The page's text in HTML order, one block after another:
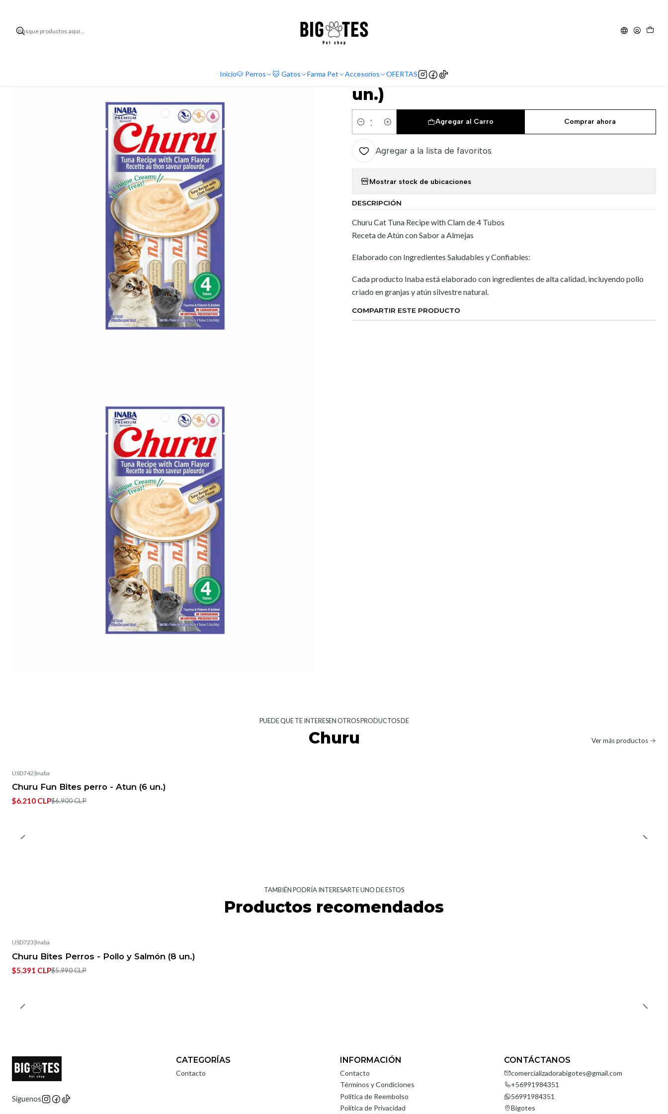
Inicio🐶 Perros 🐱 Gatos Farma Pet Accesorios OFERTAS
Super Premium Churu Churu gatos - Atún con almeja (4 un.)
Churu gatos - Atún con almeja (4
un.)
Cantidad
Agregar al Carro Comprar ahora
Agregar a la lista de favoritos
Mostrar stock de ubicaciones
DESCRIPCIÓN
Churu Cat Tuna Recipe with Clam de 4 Tubos
Receta de Atún con Sabor a Almejas
Elaborado con Ingredientes Saludables y Confiables:
Cada producto Inaba está elaborado con ingredientes de alta calidad, incluyendo pollo
criado en granjas y atún silvestre natural.
COMPARTIR ESTE PRODUCTO
PUEDE QUE TE INTERESEN OTROS PRODUCTOS DE
Churu Ver más productos
USD742 |Inaba
Churu Fun Bites perro - Atun (6 un.)
$6.210 CLP$6.900 CLP
TAMBIÉN PODRÍA INTERESARTE UNO DE ESTOS
Productos recomendados
USD723 |Inaba
Churu Bites Perros - Pollo y Salmón (8 un.)
$5.391 CLP$5.990 CLP
Síguenos
CATEGORÍAS
Contacto
INFORMACIÓN
Contacto
Términos y Condiciones
Política de Reembolso
Política de Privacidad
CONTÁCTANOS
comercializadorabigotes@gmail.com
+56991984351
56991984351
Bigotes